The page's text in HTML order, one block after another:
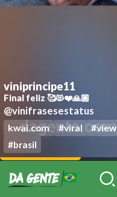
viniprincipe11
Final feliz 🥰😻❤️🙏🏽
@vinifrasesestatus
kwai.com #viral #view
#brasil